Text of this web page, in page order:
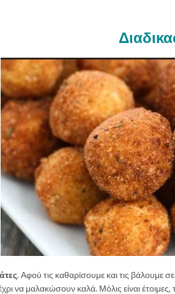
. Αφού τις καθαρίσουμε και τις βάλουμε
να μαλακώσουν καλά. Μόλις είναι έτοιμες,